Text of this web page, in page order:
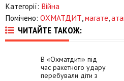
Категорії: Війна
Помічено: ОХМАТДИТ магате
ЧИТАЙТЕ ТАКОЖ:
В «Охматдиті» під
час ракетного удару
перебували діти з